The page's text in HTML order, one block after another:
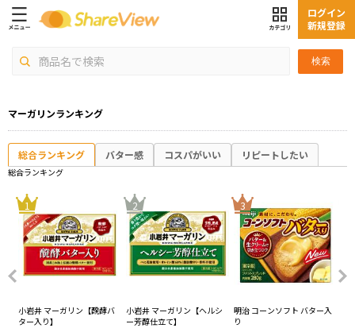
検索
ログイン
新規登録
マーガリンランキング
総合ランキング バター感 コスパがいい リピートしたい
総合ランキング
1
小岩井 マーガリン【醗酵バ
ター入り】
2
小岩井 マーガリン【ヘルシ
ー芳醇仕立て】
3
明治 コーンソフト バター入
り